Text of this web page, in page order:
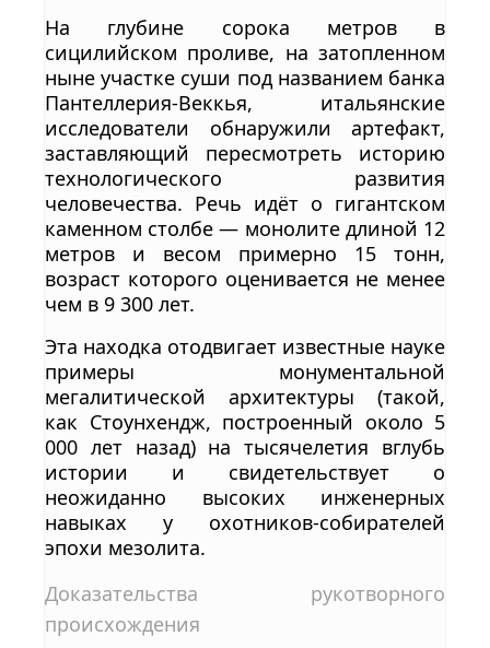
На глубине сорока метров в
сицилийском проливе, на затопленном
ныне участке суши под названием банка
Пантеллерия-Веккья, итальянские
исследователи обнаружили артефакт,
заставляющий пересмотреть историю
технологического развития
человечества. Речь идёт о гигантском
каменном столбе — монолите длиной 12
метров и весом примерно 15 тонн,
возраст которого оценивается не менее
чем в 9 300 лет.
Эта находка отодвигает известные науке
примеры монументальной
мегалитической архитектуры (такой,
как Стоунхендж, построенный около 5
000 лет назад) на тысячелетия вглубь
истории и свидетельствует о
неожиданно высоких инженерных
навыках у охотников-собирателей
эпохи мезолита.
Доказательства рукотворного
происхождения